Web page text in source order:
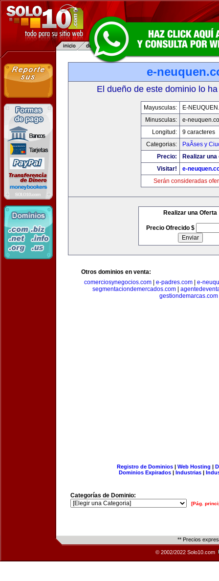
e-
El dueño de este dominio lo
Mayusculas:
E-
Minusculas:
e-
Longitud:
9 caracteres
Categorias:
PaÃ­ses y
Precio:
Realizar
Visitar!
e-
Serán consideradas
Realizar una Oferta
Precio Ofrecido $
Otros dominios en venta:
comerciosynegocios.com| e-padres.com| e-
segmentaciondemercados.com
gestiondemarcas.com
Registro de Dominios| Web Hosting |
Dominios Expirados | Industrias |
Categorías de Dominio:
[Pág.
** Precios
© 2002/2022 Solo10.com